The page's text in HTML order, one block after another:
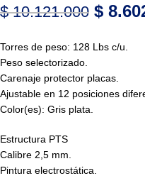
$10.121.000 $
Torres de peso: 128 Lbs c/u.
Peso selectorizado.
Carenaje protector placas.
Ajustable en 12 posiciones
Color(es): Gris plata.
Estructura PTS
Calibre 2,5 mm.
Pintura electrostática.